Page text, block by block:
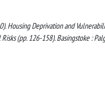
Housing Deprivation and
(pp. 126-158). Basingstoke :